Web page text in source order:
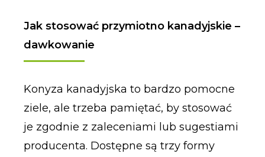
Jak stosować przymiotno kanadyjskie –
dawkowanie
Konyza kanadyjska to bardzo pomocne
ziele, ale trzeba pamiętać, by stosować
je zgodnie z zaleceniami lub sugestiami
producenta. Dostępne są trzy formy